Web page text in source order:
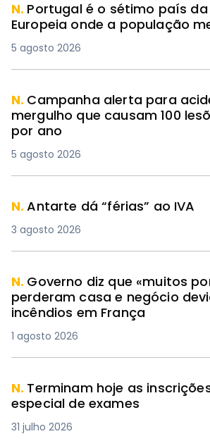
N. Portugal é o sétimo país da
Europeia onde a população
5 agosto 2026
N. Campanha alerta para
mergulho que causam 100
por ano
5 agosto 2026
N.Antarte dá “férias” ao IVA
3 agosto 2026
N. Governo diz que «muitos
perderam casa e negócio
incêndios em França
1 agosto 2026
N. Terminam hoje as
especial de exames
31 julho 2026